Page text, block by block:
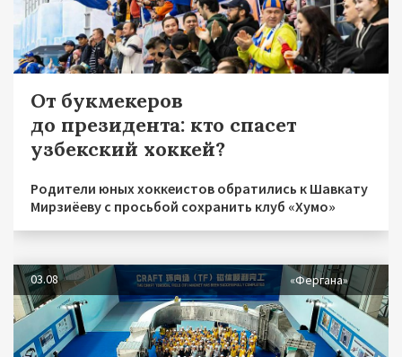
От букмекеров
до президента: кто спасет
узбекский хоккей?
Родители юных хоккеистов обратились к Шавкату
Мирзиёеву с просьбой сохранить клуб «Хумо»
03.08 «Фергана»